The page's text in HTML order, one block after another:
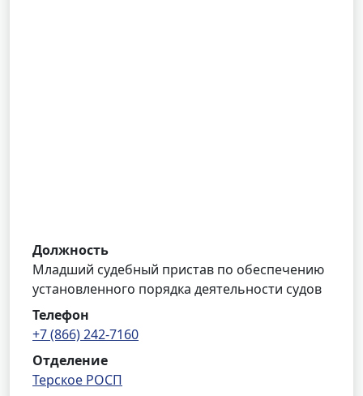
Должность
Младший судебный пристав по обеспечению
установленного порядка деятельности судов
Телефон
+7 (866) 242-7160
Отделение
Терское РОСП